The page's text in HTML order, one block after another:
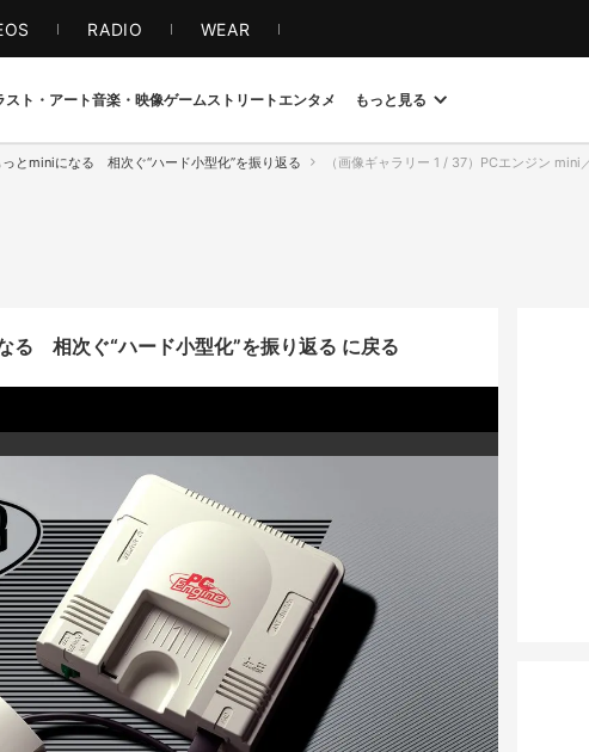
RADIO WEAR
スト・アート音楽・映像ゲームストリート エンタメ もっと見る
っとminiになる 相次ぐ“ハード小型化”を振り返る （画像ギャラリー 1 / 37）PCエンジン mini
る 相次ぐ“ハード小型化”を振り返る に戻る